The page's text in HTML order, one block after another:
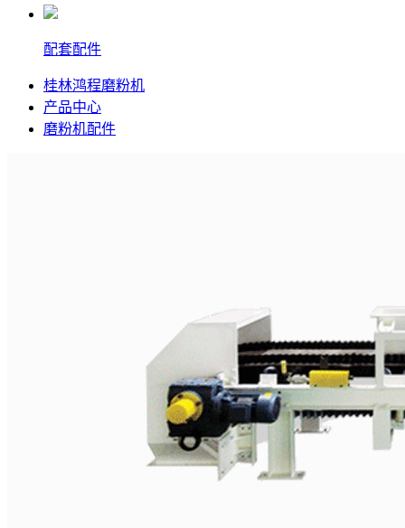
配套配件
桂林鸿程磨粉机
产品中心
磨粉机配件